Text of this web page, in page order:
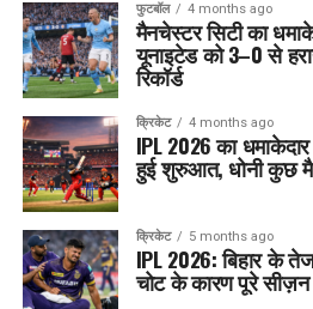
फुटबॉल 4 months ago
मैनचेस्टर सिटी का
यूनाइटेड को 3–0 से
रिकॉर्ड
क्रिकेट 4 months ago
IPL 2026 का
हुई शुरुआत, धोनी कुछ
क्रिकेट 5 months ago
IPL 2026: बिहार के
चोट के कारण पूरे सीज़न